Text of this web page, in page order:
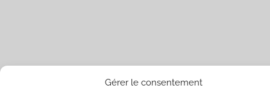
Gérer le consentement